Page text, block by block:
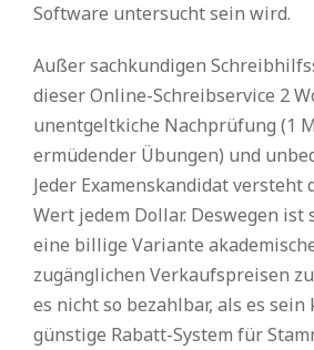
Software untersucht sein wird.
Außer sachkundigen
dieser Online-Schreibservice 2
unentgeltkiche Nachprüfung (1
ermüdender Übungen) und
Jeder Examenskandidat versteht
Wert jedem Dollar. Deswegen ist
eine billige Variante
zugänglichen Verkaufspreisen
es nicht so bezahlbar, als es
günstige Rabatt-System für